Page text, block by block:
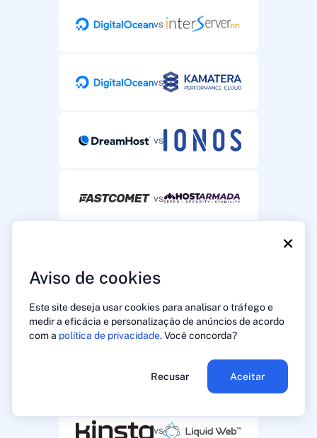
×
Aviso de cookies
Este site deseja usar cookies para analisar o tráfego e
medir a eficácia e personalização de anúncios de acordo
com a política de privacidade. Você concorda?
Recusar Aceitar
vs
vs
vs
vs
vs
vs
vs